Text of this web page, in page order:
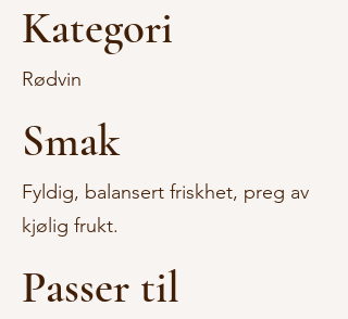
Kategori
Rødvin
Smak
Fyldig, balansert friskhet, preg av
kjølig frukt.
Passer til